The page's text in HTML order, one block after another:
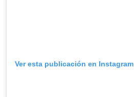
Ver esta publicación en Instagram